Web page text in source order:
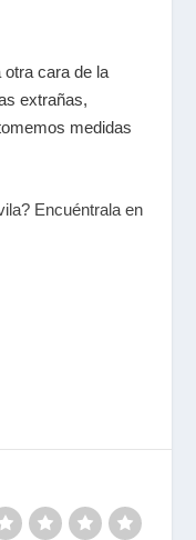
otra cara de la
extrañas,
medidas
Encuéntrala en